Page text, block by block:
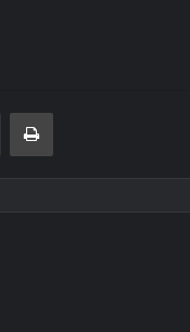
E-Posta ile paylaş Yazdır